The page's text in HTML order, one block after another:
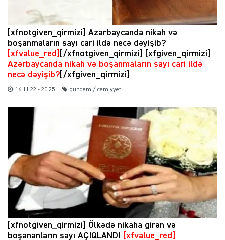
[xfnotgiven_qirmizi] Azərbaycanda nikah və
boşanmaların sayı cari ildə necə dəyişib?
[xfvalue_red]
[/xfnotgiven_qirmizi] [xfgiven_qirmizi]
Azərbaycanda nikah və boşanmaların sayı cari ildə
necə dəyişib? [/xfgiven_qirmizi]
16.11.22 - 20:25 gundem / cemiyyet
[xfnotgiven_qirmizi] Ölkədə nikaha girən və
boşananların sayı AÇIQLANDI
[xfvalue_red]